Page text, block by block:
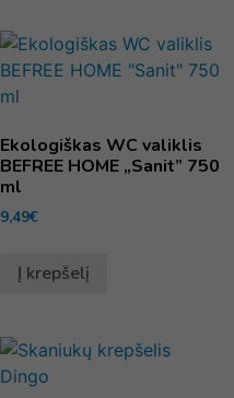
Ekologiškas WC valiklis
BEFREE HOME „Sanit” 750
ml
9,49€
Į krepšelį